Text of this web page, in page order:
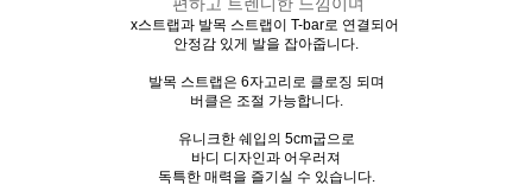
x스트랩과 발목 스트랩이 T-bar로 연결되어
안정감 있게 발을 잡아줍니다.
발목 스트랩은 6자고리로 클로징 되며
버클은 조절 가능합니다.
유니크한 쉐입의 5cm굽으로
바디 디자인과 어우러져
독특한 매력을 즐기실 수 있습니다.